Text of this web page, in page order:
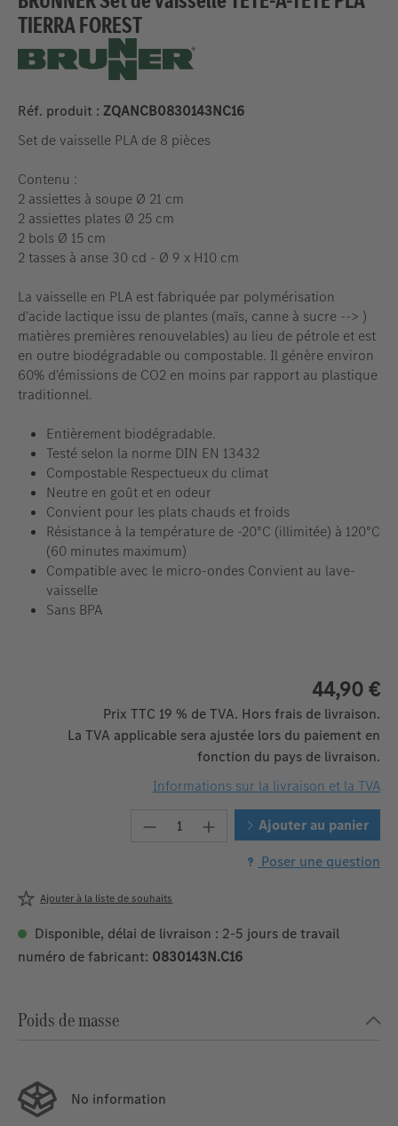
TIERRA FOREST
Réf. produit : ZQANCB0830143NC16
Set de vaisselle PLA de 8 pièces
Contenu :
2 assiettes à soupe Ø 21 cm
2 assiettes plates Ø 25 cm
2 bols Ø 15 cm
2 tasses à anse 30 cd - Ø 9 x H10 cm
La vaisselle en PLA est fabriquée par polymérisation
d'acide lactique issu de plantes (maïs, canne à sucre --> )
matières premières renouvelables) au lieu de pétrole et est
en outre biodégradable ou compostable. Il génère environ
60% d'émissions de CO2 en moins par rapport au plastique
traditionnel.
Entièrement biodégradable.
Testé selon la norme DIN EN 13432
Compostable Respectueux du climat
Neutre en goût et en odeur
Convient pour les plats chauds et froids
Résistance à la température de -20°C (illimitée) à 120°C
(60 minutes maximum)
Compatible avec le micro-ondes Convient au lave-
vaisselle
Sans BPA
44,90 €
Prix TTC 19 % de TVA. Hors frais de livraison.
La TVA applicable sera ajustée lors du paiement en
fonction du pays de livraison.
Informations sur la livraison et la TVA
Quantité de produit : Entrez
Ajouter au panier
Poser une question
Ajouter à la liste de souhaits
Disponible, délai de livraison : 2-5 jours de travail
numéro de fabricant: 0830143N.C16
Poids de masse
No information